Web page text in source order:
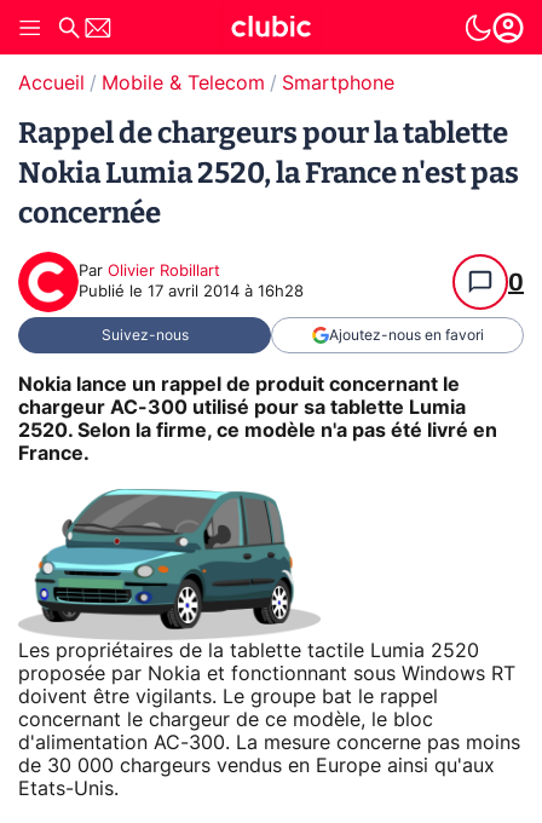
Accueil Mobile & Telecom Smartphone
Rappel de chargeurs pour la tablette
Nokia Lumia 2520, la France n'est pas
concernée
Par Olivier Robillart
Publié le 17 avril 2014 à 16h28 0
Suivez-nous Ajoutez-nous en favori
Nokia lance un rappel de produit concernant le
chargeur AC-300 utilisé pour sa tablette Lumia
2520. Selon la firme, ce modèle n'a pas été livré en
France.
Les propriétaires de la tablette tactile Lumia 2520
proposée par Nokia et fonctionnant sous Windows RT
doivent être vigilants. Le groupe bat le rappel
concernant le chargeur de ce modèle, le bloc
d'alimentation AC-300. La mesure concerne pas moins
de 30 000 chargeurs vendus en Europe ainsi qu'aux
Etats-Unis.